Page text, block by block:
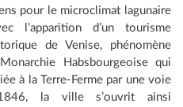
pour le microclimat lagunaire
l’apparition d’un tourisme
de Venise, phénomène
Habsbourgeoise qui
à la Terre-Ferme par une voie
la ville s’ouvrit ainsi